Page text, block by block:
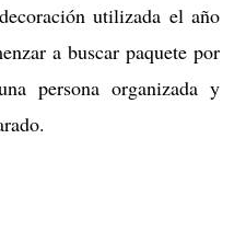
utilizada el año
a buscar paquete por
persona organizada y